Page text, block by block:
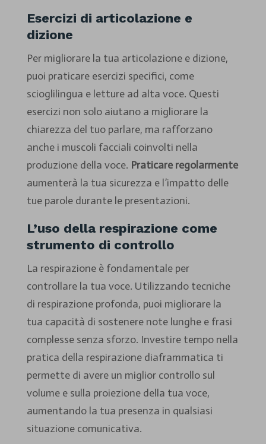
Esercizi di articolazione e
dizione
Per migliorare la tua articolazione e dizione,
puoi praticare esercizi specifici, come
scioglilingua e letture ad alta voce. Questi
esercizi non solo aiutano a migliorare la
chiarezza del tuo parlare, ma rafforzano
anche i muscoli facciali coinvolti nella
produzione della voce. Praticare regolarmente
aumenterà la tua sicurezza e l’impatto delle
tue parole durante le presentazioni.
L’uso della respirazione come
strumento di controllo
La respirazione è fondamentale per
controllare la tua voce. Utilizzando tecniche
di respirazione profonda, puoi migliorare la
tua capacità di sostenere note lunghe e frasi
complesse senza sforzo. Investire tempo nella
pratica della respirazione diaframmatica ti
permette di avere un miglior controllo sul
volume e sulla proiezione della tua voce,
aumentando la tua presenza in qualsiasi
situazione comunicativa.